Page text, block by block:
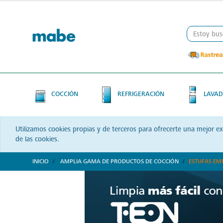
COCCIÓN REFRIGERACIÓN
Utilizamos cookies propias y de terceros para ofrecerte una mejor
de las cookies.
INICIO AMPLIA GAMA DE PRODUCTOS DE COCCIÓN ESTUFAS